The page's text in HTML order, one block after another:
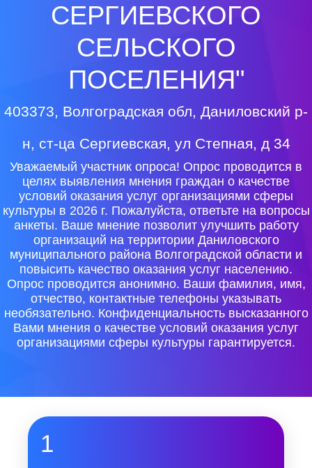
СЕРГИЕВСКОГО
СЕЛЬСКОГО
ПОСЕЛЕНИЯ"
403373, Волгоградская обл, Даниловский р-
н, ст-ца Сергиевская, ул Степная, д 34
Уважаемый участник опроса! Опрос проводится в
целях выявления мнения граждан о качестве
условий оказания услуг организациями сферы
культуры в 2026 г. Пожалуйста, ответьте на вопросы
анкеты. Ваше мнение позволит улучшить работу
организаций на территории Даниловского
муниципального района Волгоградской области и
повысить качество оказания услуг населению.
Опрос проводится анонимно. Ваши фамилия, имя,
отчество, контактные телефоны указывать
необязательно. Конфиденциальность высказанного
Вами мнения о качестве условий оказания услуг
организациями сферы культуры гарантируется.
1